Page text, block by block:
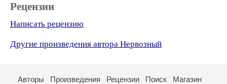
Рецензии
Написать рецензию
Другие произведения автора Нервозный
Авторы Произведения Рецензии Поиск
Магазин